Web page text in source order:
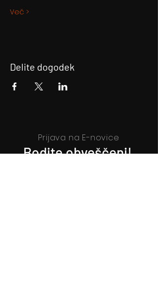
Več >
Delite dogodek
Prijava na E-novice
Bodite obveščeni!